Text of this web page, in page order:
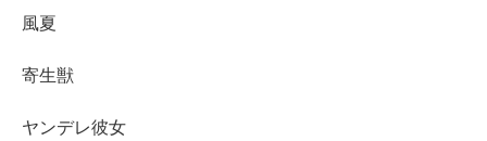
風夏
寄生獣
ヤンデレ彼女